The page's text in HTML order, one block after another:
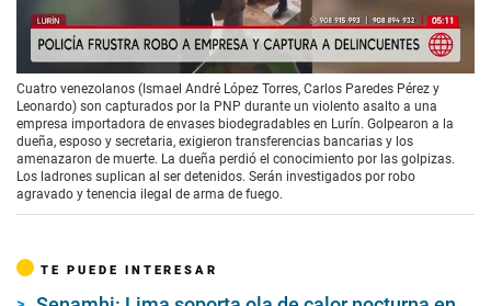
00:00/ 02:03
Cuatro venezolanos (Ismael André López Torres, Carlos Paredes Pérez y
Leonardo) son capturados por la PNP durante un violento asalto a una
empresa importadora de envases biodegradables en Lurín. Golpearon a la
dueña, esposo y secretaria, exigieron transferencias bancarias y los
amenazaron de muerte. La dueña perdió el conocimiento por las golpizas.
Los ladrones suplican al ser detenidos. Serán investigados por robo
agravado y tenencia ilegal de arma de fuego.
TE PUEDE INTERESAR